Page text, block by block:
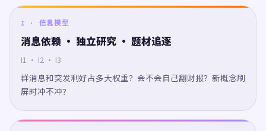
I · 信息模型
消息依赖 · 独立研究 · 题材追逐
I1 · I2 · I3
群消息和突发利好占多大权重？会不会自己翻财报？新概念刷
屏时冲不冲？